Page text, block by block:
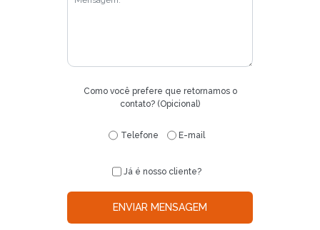
Como você prefere que retornamos o
contato? (Opicional)
Telefone E-mail
Já é nosso cliente?
ENVIAR MENSAGEM